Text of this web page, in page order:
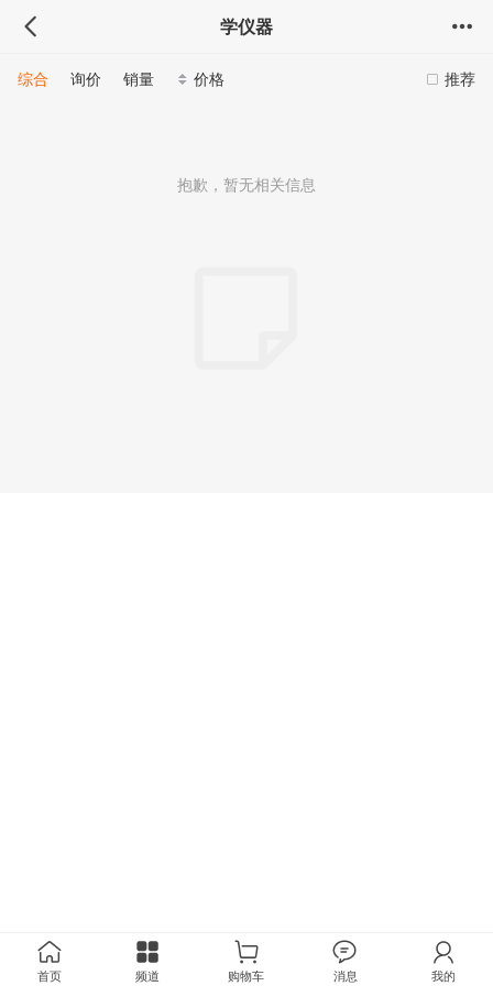
学仪器
推荐
综合 询价 销量 价格
抱歉，暂无相关信息
首页 频道 购物车 消息 我的